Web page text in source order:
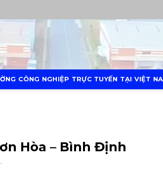
CÔNG NGHIỆP TRỰC TUYẾN TẠI VIỆT
Hòa – Bình Định